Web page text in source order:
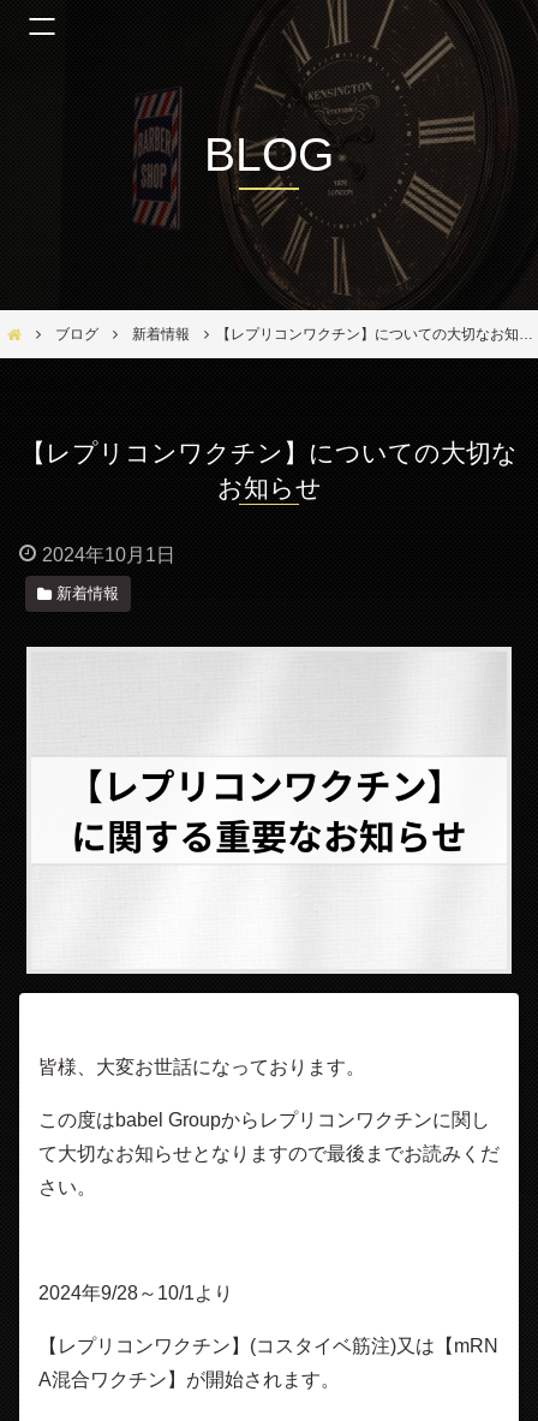
BLOG
Bar Ber Shop REGALO【バーバーショップ レガロ】- 大阪・福島区の美容室
ブログ 新着情報 【レプリコンワクチン】についての大切なお知らせ
【レプリコンワクチン】についての大切な
お知らせ
2024年10月1日
新着情報
皆様、大変お世話になっております。
この度はbabel Groupからレプリコンワクチンに関し
て大切なお知らせとなりますので最後までお読みくだ
さい。
2024年9/28～10/1より
【レプリコンワクチン】(コスタイベ筋注)又は【mRN
A混合ワクチン】が開始されます。